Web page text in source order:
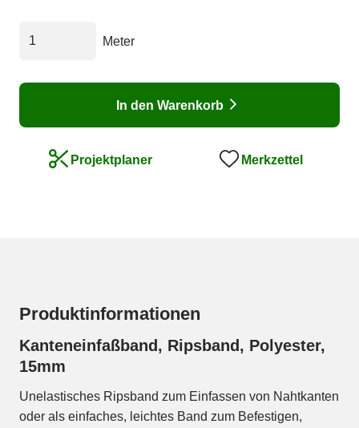
Meter
In den Warenkorb
Projektplaner Merkzettel
Produktinformationen
Kanteneinfaßband, Ripsband, Polyester,
15mm
Unelastisches Ripsband zum Einfassen von Nahtkanten
oder als einfaches, leichtes Band zum Befestigen,